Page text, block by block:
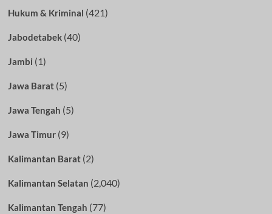
Hukum & Kriminal (421)
Jabodetabek(40)
Jambi (1)
Jawa Barat(5)
Jawa Tengah (5)
Jawa Timur(9)
Kalimantan Barat(2)
Kalimantan Selatan (2,040)
Kalimantan Tengah (77)